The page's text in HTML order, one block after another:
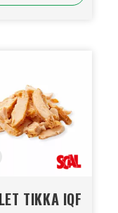
POULET TIKKA IQF